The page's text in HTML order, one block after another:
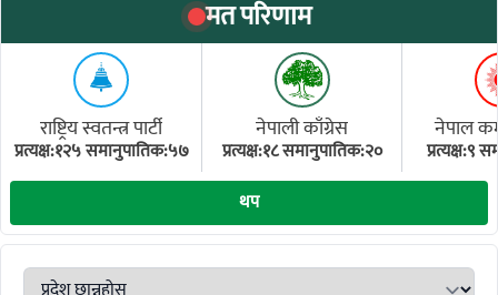
मत परिणाम
राष्ट्रिय स्वतन्त्र पार्टी
प्रत्यक्ष:१२५ समानुपातिक:५७
नेपाली काँग्रेस
प्रत्यक्ष:१८ समानुपातिक:२०
नेपाल
प्रत्यक्ष:९
थप